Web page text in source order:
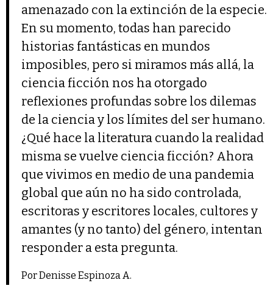
amenazado con la extinción de la especie.
En su momento, todas han parecido
historias fantásticas en mundos
imposibles, pero si miramos más allá, la
ciencia ficción nos ha otorgado
reflexiones profundas sobre los dilemas
de la ciencia y los límites del ser humano.
¿Qué hace la literatura cuando la realidad
misma se vuelve ciencia ficción? Ahora
que vivimos en medio de una pandemia
global que aún no ha sido controlada,
escritoras y escritores locales, cultores y
amantes (y no tanto) del género, intentan
responder a esta pregunta.
Por Denisse Espinoza A.